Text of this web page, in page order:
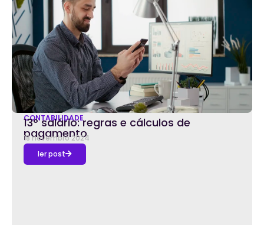
CONTABILIDADE
13° salário: regras e cálculos de
pagamento
18 novembro 2024
ler post